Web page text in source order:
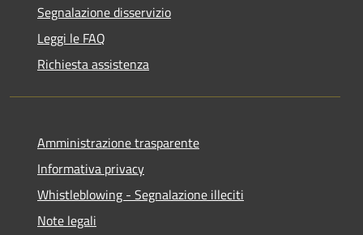
Segnalazione disservizio
Leggi le FAQ
Richiesta assistenza
Amministrazione trasparente
Informativa privacy
Whistleblowing - Segnalazione illeciti
Note legali